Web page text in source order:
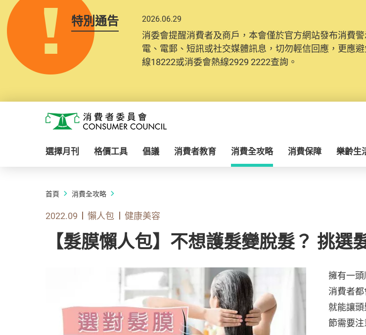
特別通告 2026.06.29
消委會提醒消費者及商戶，本會僅於官方網站發布消費
電、電郵、短訊或社交媒體訊息，切勿輕信回應，更應
線18222或消委會熱線2929 2222查詢。
消費者委員會
選擇月刊 格價工具 倡議 消費者教育 消費全攻略 消費保障 樂齡生
首頁 消費全攻略
2022.09 懶人包 健康美容
【髮膜懶人包】不想護髮變脫髮？ 挑選
擁有一
消費者
就能讓
節需要